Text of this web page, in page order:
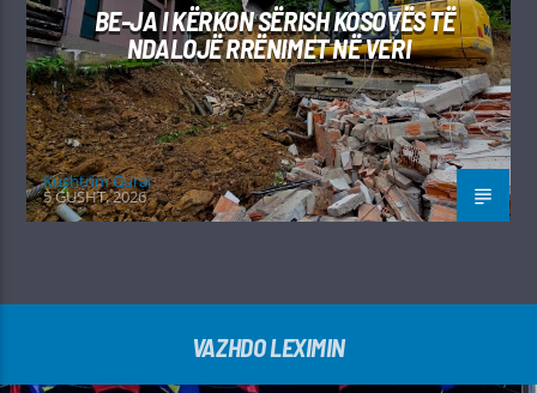
BE-JA I KËRKON SËRISH KOSOVËS TË
NDALOJË RRËNIMET NË VERI
Kushtrim Guraj
5 GUSHT, 2026
VAZHDO LEXIMIN